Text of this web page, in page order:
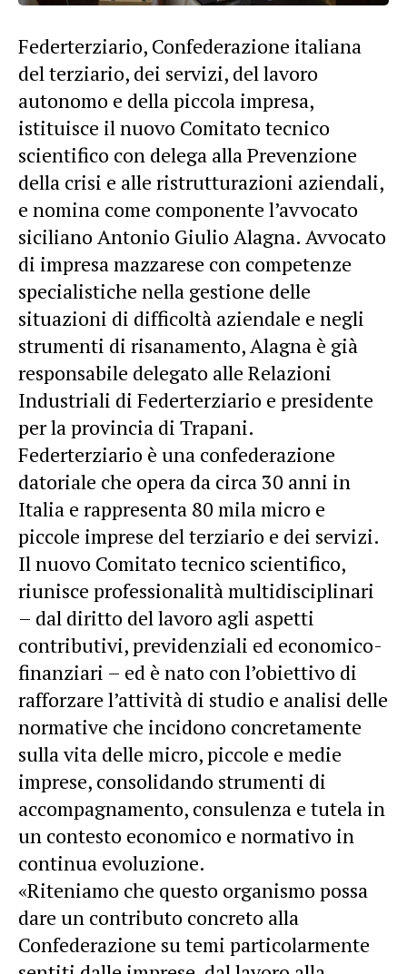
Federterziario, Confederazione italiana
del terziario, dei servizi, del lavoro
autonomo e della piccola impresa,
istituisce il nuovo Comitato tecnico
scientifico con delega alla Prevenzione
della crisi e alle ristrutturazioni aziendali,
e nomina come componente l’avvocato
siciliano Antonio Giulio Alagna. Avvocato
di impresa mazzarese con competenze
specialistiche nella gestione delle
situazioni di difficoltà aziendale e negli
strumenti di risanamento, Alagna è già
responsabile delegato alle Relazioni
Industriali di Federterziario e presidente
per la provincia di Trapani.
Federterziario è una confederazione
datoriale che opera da circa 30 anni in
Italia e rappresenta 80 mila micro e
piccole imprese del terziario e dei servizi.
Il nuovo Comitato tecnico scientifico,
riunisce professionalità multidisciplinari
– dal diritto del lavoro agli aspetti
contributivi, previdenziali ed economico-
finanziari – ed è nato con l’obiettivo di
rafforzare l’attività di studio e analisi delle
normative che incidono concretamente
sulla vita delle micro, piccole e medie
imprese, consolidando strumenti di
accompagnamento, consulenza e tutela in
un contesto economico e normativo in
continua evoluzione.
«Riteniamo che questo organismo possa
dare un contributo concreto alla
Confederazione su temi particolarmente